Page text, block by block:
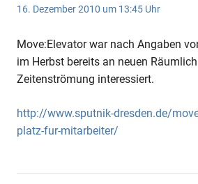
16. Dezember 2010 um 13:45 Uhr
Move:Elevator war nach Angaben
im Herbst bereits an neuen
Zeitenströmung interessiert.
http://www.sputnik-dresden.de/
platz-fur-mitarbeiter/